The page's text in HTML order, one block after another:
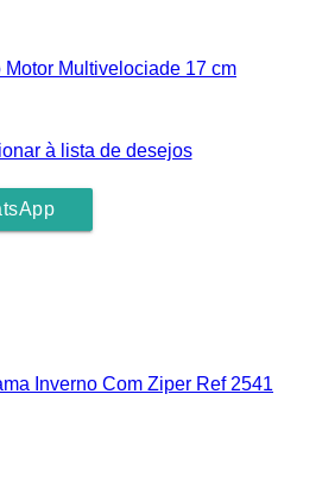
Multivelociade 17 cm
à lista de desejos
Inverno Com Ziper Ref 2541